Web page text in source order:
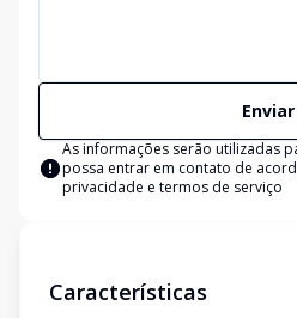
Enviar
As informações serão utilizadas
possa entrar em contato de
privacidade e termos de serviço
Características